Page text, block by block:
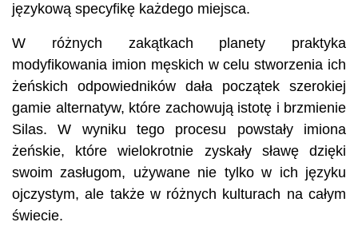
językową specyfikę każdego miejsca.
W różnych zakątkach planety praktyka
modyfikowania imion męskich w celu stworzenia ich
żeńskich odpowiedników dała początek szerokiej
gamie alternatyw, które zachowują istotę i brzmienie
Silas. W wyniku tego procesu powstały imiona
żeńskie, które wielokrotnie zyskały sławę dzięki
swoim zasługom, używane nie tylko w ich języku
ojczystym, ale także w różnych kulturach na całym
świecie.